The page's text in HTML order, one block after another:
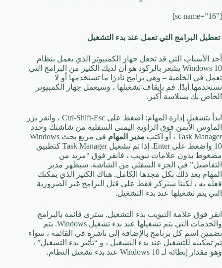
[sc name=”16″]
تعطيل البرامج التي تعمل عند بدء التشغيل
أحد الأسباب التي قد تجعل جهاز الكمبيوتر الذي يعمل بنظام
Windows 10 يشعر بالركود هو أن لديك الكثير من البرامج التي
تعمل في الخلفية – وهي برامج نادرًا ما تستخدمها أو لا
تستخدمها أبدًا. قم بإيقاف تشغيلها ، وسيعمل جهاز الكمبيوتر
الخاص بك بسلاسة أكبر.
ابدأ بتشغيل إدارة المهام: اضغط على Ctrl-Shift-Esc ، وانقر بزر
الماوس الأيمن فوق الزاوية اليمنى السفلية من شاشتك وحدد
Task Manager ، أو اكتب
مدير المهام
في مربع بحث Windows
10 واضغط على Enter. إذا تم تشغيل Task Manager كتطبيق
مضغوط بدون علامات تبويب ، فانقر فوق “مزيد من
التفاصيل” في الجزء السفلي من الشاشة. سيظهر مدير
المهام بعد ذلك بكل مجدها الكامل. هناك الكثير الذي يمكنك
فعله به ، لكننا سنركز فقط على قتل البرامج غير الضرورية
التي يتم تشغيلها عند بدء التشغيل.
انقر فوق علامة التبويب بدء التشغيل. سترى قائمة بالبرامج
والخدمات التي يتم تشغيلها عند بدء تشغيل Windows. يتم
تضمين اسم كل برنامج بالإضافة إلى ناشره في القائمة ، سواء
تم تمكينه للتشغيل عند بدء التشغيل ، و “تأثير بدء التشغيل” ،
وهو مقدار إبطائه لـ Windows 10 عند بدء تشغيل النظام.